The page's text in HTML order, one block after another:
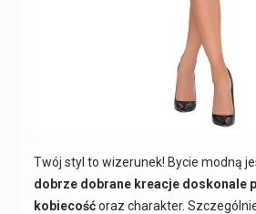
Twój styl to wizerunek! Bycie modną
dobrze dobrane kreacje doskonale
kobiecośćoraz charakter.